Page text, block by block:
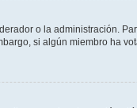
o la administración.
si algún miembro ha